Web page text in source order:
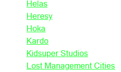
Helas
Heresy
Hoka
Kardo
Kidsuper Studios
Lost Management Cities